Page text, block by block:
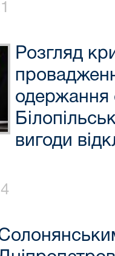
Розгляд
одержання
вигоди